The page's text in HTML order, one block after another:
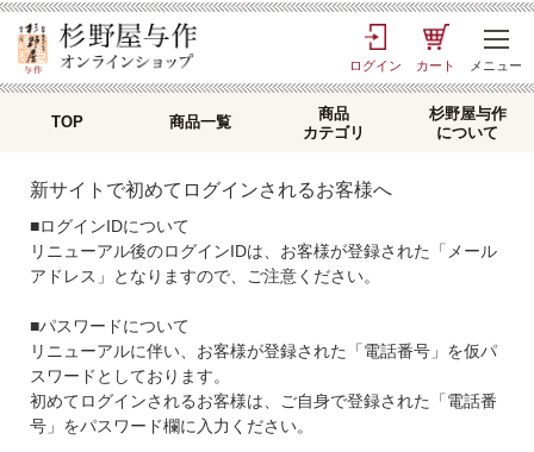
ログイン カート メニュー
TOP 商品一覧
商品
カテゴリ
杉野屋与作
について
新サイトで初めてログインされるお客様へ
■ログインIDについて
リニューアル後のログインIDは、お客様が登録された「メール
アドレス」となりますので、ご注意ください。
■パスワードについて
リニューアルに伴い、お客様が登録された「電話番号」を仮パ
スワードとしております。
初めてログインされるお客様は、ご自身で登録された「電話番
号」をパスワード欄に入力ください。